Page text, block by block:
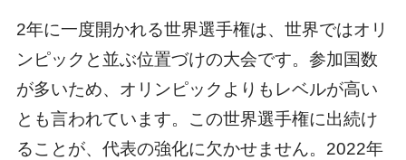
2年に一度開かれる世界選手権は、世界ではオリ
ンピックと並ぶ位置づけの大会です。参加国数
が多いため、オリンピックよりもレベルが高い
とも言われています。この世界選手権に出続け
ることが、代表の強化に欠かせません。2022年